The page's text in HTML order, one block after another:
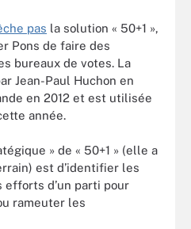
pas la solution « 50+1 »,
Pons de faire des
bureaux de votes. La
Jean-Paul Huchon en
en 2012 et est utilisée
année.
» de « 50+1 » (elle a
est d’identifier les
efforts d’un parti pour
rameuter les